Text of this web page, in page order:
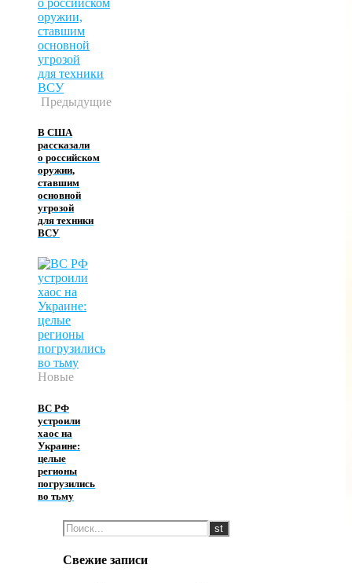
Предыдущие
В США
рассказали
о российском
оружии,
ставшим
основной
угрозой
для техники
ВСУ
Новые
ВС РФ
устроили
хаос на
Украине:
целые
регионы
погрузились
во тьму
Свежие записи